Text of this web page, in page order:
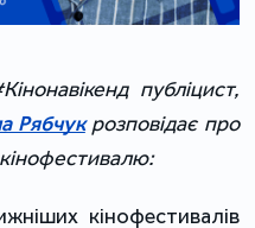
публіцист,
Рябчукрозповідає про
кінофестивалів